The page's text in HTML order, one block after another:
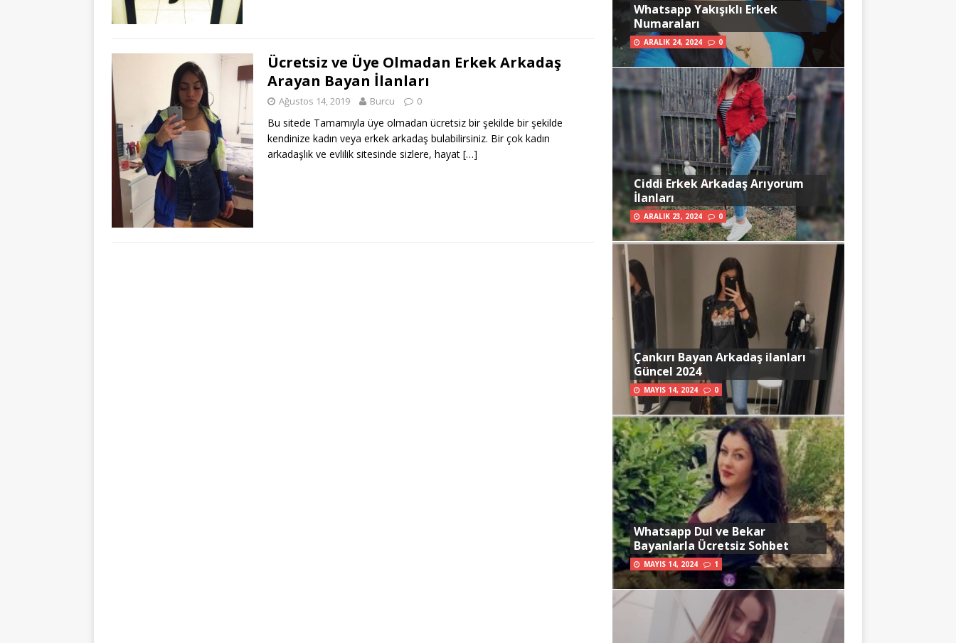
Ücretsiz ve Üye Olmadan Erkek Arkadaş
Arayan Bayan İlanları
Ağustos 14, 2019 Burcu 0
Bu sitede Tamamıyla üye olmadan ücretsiz bir şekilde bir şekilde
kendinize kadın veya erkek arkadaş bulabilirsiniz. Bir çok kadın
arkadaşlık ve evlilik sitesinde sizlere, hayat […]
Whatsapp Yakışıklı Erkek
Numaraları
ARALIK 24, 2024 0
Ciddi Erkek Arkadaş Arıyorum
İlanları
ARALIK 23, 2024 0
Çankırı Bayan Arkadaş ilanları
Güncel 2024
MAYIS 14, 2024 0
Whatsapp Dul ve Bekar
Bayanlarla Ücretsiz Sohbet
MAYIS 14, 2024 1